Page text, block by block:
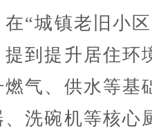
“城镇老旧小
到提升居住环
气、供水等基
洗碗机等核心